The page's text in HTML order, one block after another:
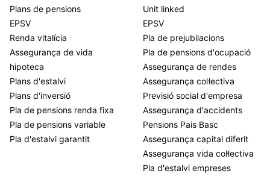
Plans de pensions
EPSV
Renda vitalícia
Assegurança de vida
hipoteca
Plans d'estalvi
Plans d'inversió
Pla de pensions renda fixa
Pla de pensions variable
Pla d'estalvi garantit
Unit linked
EPSV
Pla de prejubilacions
Pla de pensions d'ocupació
Assegurança de rendes
Assegurança col·lectiva
Previsió social d'empresa
Assegurança d'accidents
Pensions Pais Basc
Assegurança capital diferit
Assegurança vida col·lectiva
Pla d'estalvi empreses